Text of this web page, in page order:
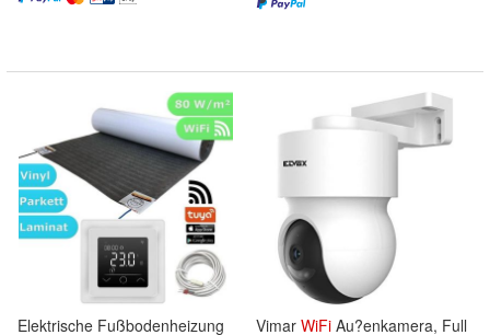
Elektrische Fußbodenheizung Vimar WiFi Au?enkamera, Full